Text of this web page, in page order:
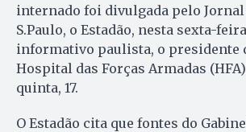
internado foi divulgada pelo Jornal
S.Paulo, o Estadão, nesta sexta-
informativo paulista, o presidente
Hospital das Forças Armadas
quinta, 17.
O Estadão cita que fontes do